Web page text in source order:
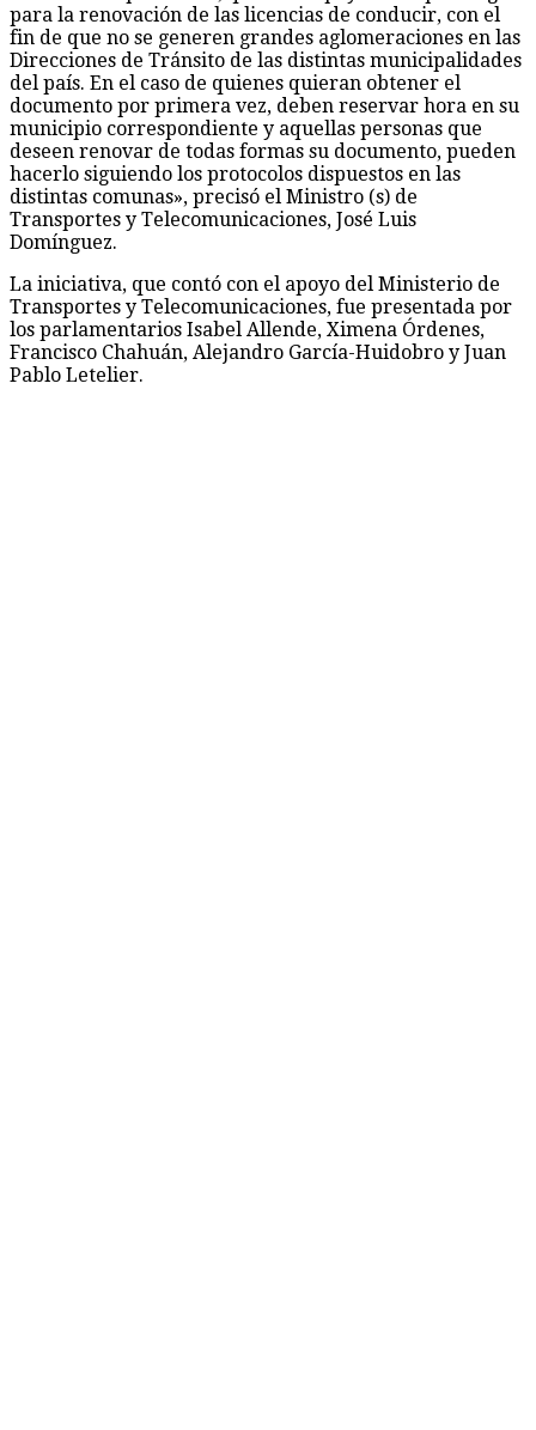
para la renovación de las licencias de conducir, con el
fin de que no se generen grandes aglomeraciones en las
Direcciones de Tránsito de las distintas municipalidades
del país. En el caso de quienes quieran obtener el
documento por primera vez, deben reservar hora en su
municipio correspondiente y aquellas personas que
deseen renovar de todas formas su documento, pueden
hacerlo siguiendo los protocolos dispuestos en las
distintas comunas», precisó el Ministro (s) de
Transportes y Telecomunicaciones, José Luis
Domínguez.
La iniciativa, que contó con el apoyo del Ministerio de
Transportes y Telecomunicaciones, fue presentada por
los parlamentarios Isabel Allende, Ximena Órdenes,
Francisco Chahuán, Alejandro García-Huidobro y Juan
Pablo Letelier.